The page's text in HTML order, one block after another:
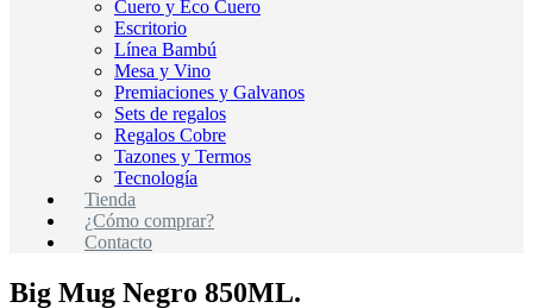
Cuero y Eco Cuero
Escritorio
Línea Bambú
Mesa y Vino
Premiaciones y Galvanos
Sets de regalos
Regalos Cobre
Tazones y Termos
Tecnología
Tienda
¿Cómo comprar?
Contacto
Big Mug Negro 850ML.